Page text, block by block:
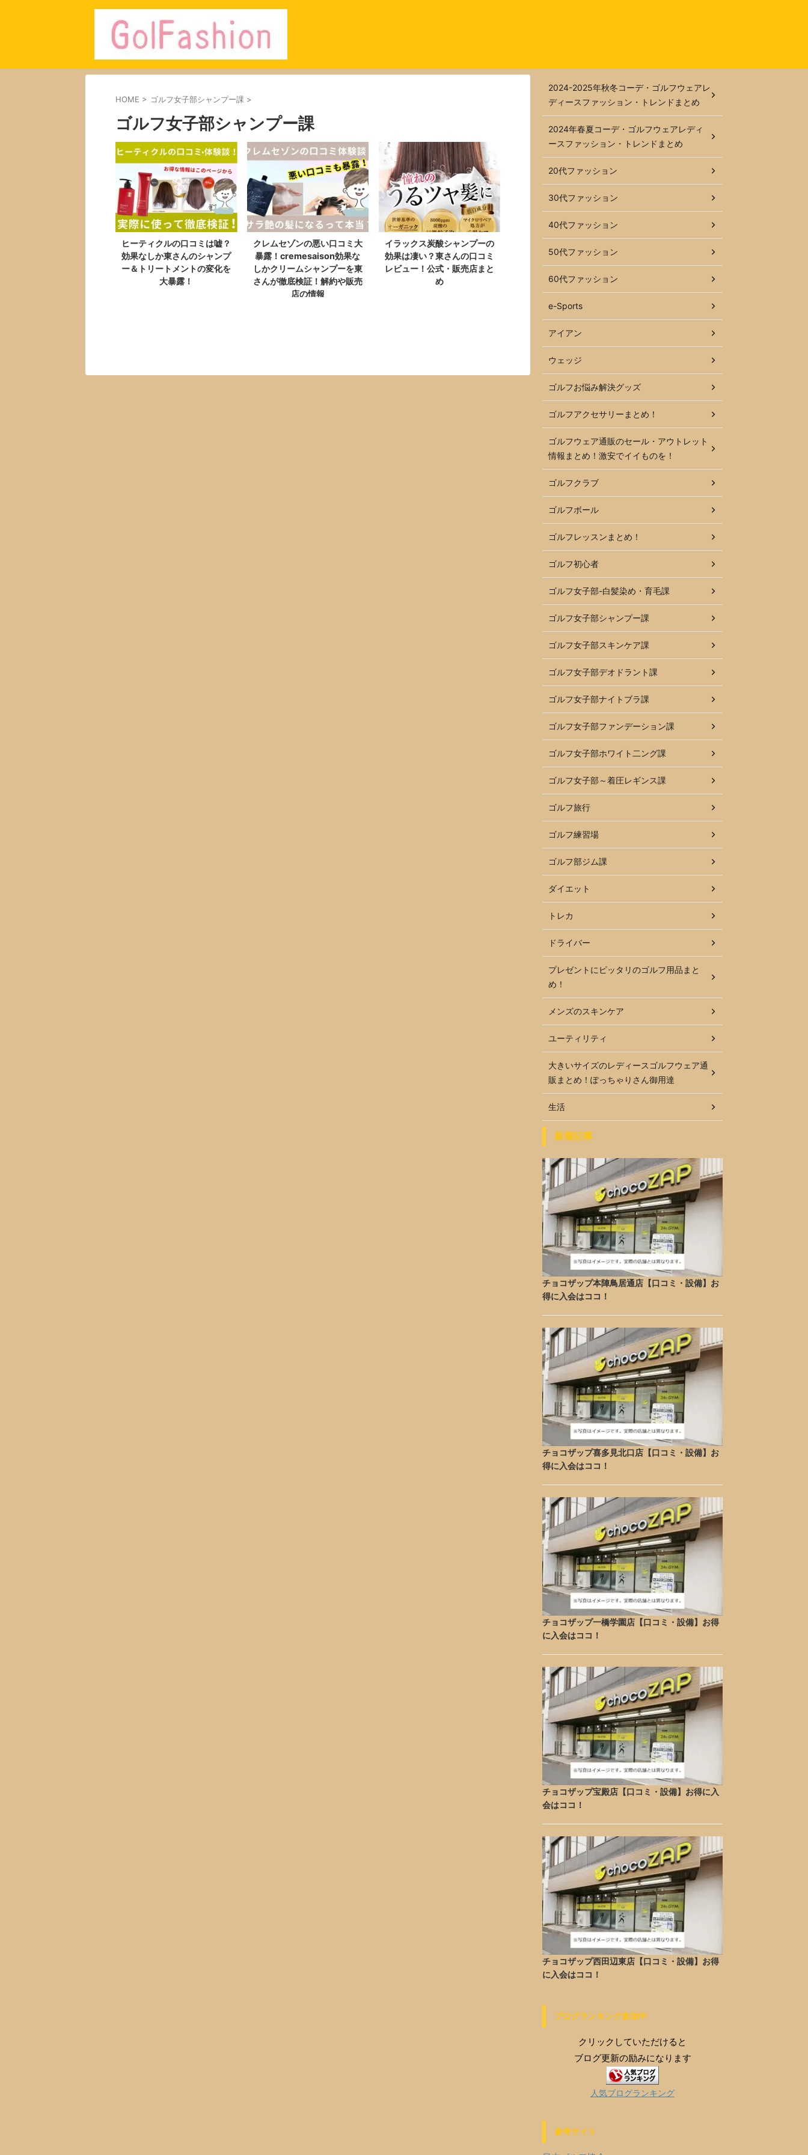
HOME > ゴルフ女子部シャンプー課 >
ゴルフ女子部シャンプー課
ヒーティクルの口コミは嘘？
効果なしか東さんのシャンプ
ー＆トリートメントの変化を
大暴露！
クレムセゾンの悪い口コミ大
暴露！cremesaison効果な
しかクリームシャンプーを東
さんが徹底検証！解約や販売
店の情報
イラックス炭酸シャンプーの
効果は凄い？東さんの口コミ
レビュー！公式・販売店まと
め
2024-2025年秋冬コーデ・ゴルフウェアレ
ディースファッション・トレンドまとめ
2024年春夏コーデ・ゴルフウェアレディ
ースファッション・トレンドまとめ
20代ファッション
30代ファッション
40代ファッション
50代ファッション
60代ファッション
e-Sports
アイアン
ウェッジ
ゴルフお悩み解決グッズ
ゴルフアクセサリーまとめ！
ゴルフウェア通販のセール・アウトレット
情報まとめ！激安でイイものを！
ゴルフクラブ
ゴルフボール
ゴルフレッスンまとめ！
ゴルフ初心者
ゴルフ女子部-白髪染め・育毛課
ゴルフ女子部シャンプー課
ゴルフ女子部スキンケア課
ゴルフ女子部デオドラント課
ゴルフ女子部ナイトブラ課
ゴルフ女子部ファンデーション課
ゴルフ女子部ホワイト二ング課
ゴルフ女子部～着圧レギンス課
ゴルフ旅行
ゴルフ練習場
ゴルフ部ジム課
ダイエット
トレカ
ドライバー
プレゼントにピッタリのゴルフ用品まと
め！
メンズのスキンケア
ユーティリティ
大きいサイズのレディースゴルフウェア通
販まとめ！ぽっちゃりさん御用達
生活
新着記事
チョコザップ本陣鳥居通店【口コミ・設備】お
得に入会はココ！
チョコザップ喜多見北口店【口コミ・設備】お
得に入会はココ！
チョコザップ一橋学園店【口コミ・設備】お得
に入会はココ！
チョコザップ宝殿店【口コミ・設備】お得に入
会はココ！
チョコザップ西田辺東店【口コミ・設備】お得
に入会はココ！
ブログランキング参加中
クリックしていただけると
ブログ更新の励みになります
人気ブログランキング
参考サイト